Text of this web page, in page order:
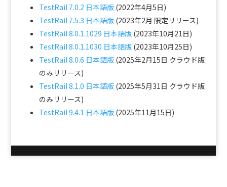
TestRail 7.0.2 日本語版(2022年4月5日)
TestRail 7.5.3 日本語版(2023年2月 限定リリース)
TestRail 8.0.1.1029 日本語版(2023年10月21日)
TestRail 8.0.1.1030 日本語版(2023年10月25日)
TestRail 8.0.6 日本語版(2025年2月15日 クラウド版
のみリリース)
TestRail 8.1.0 日本語版(2025年5月31日 クラウド版
のみリリース)
TestRail 9.4.1 日本語版(2025年11月15日)